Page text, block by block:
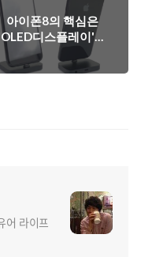
아이폰8의 핵심은
디스플레이'가
아니라 'Face ID'?
어 라이프